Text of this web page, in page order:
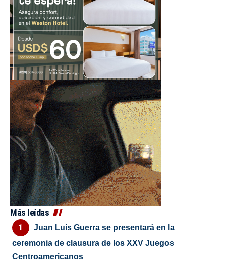
Más leídas
Juan Luis Guerra se presentará en la
ceremonia de clausura de los XXV Juegos
Centroamericanos